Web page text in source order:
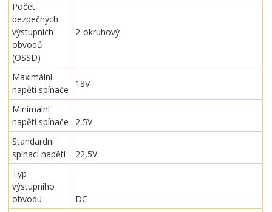
Počet
bezpečných
výstupních
obvodů
(OSSD)
2-okruhový
Maximální
napětí spínače
18V
Minimální
napětí spínače
2,5V
Standardní
spínací napětí
22,5V
Typ
výstupního
obvodu
DC